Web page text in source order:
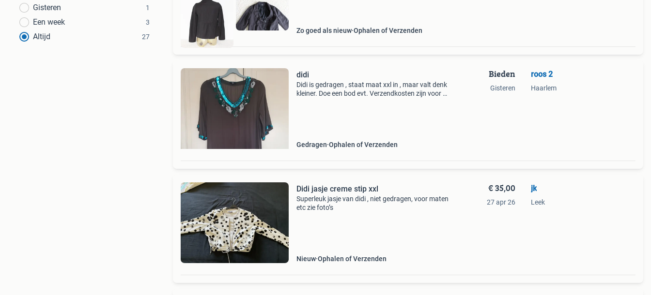
Gisteren 1
Een week 3
Altijd 27
Zo goed als nieuw Ophalen of Verzenden
didi
Didi is gedragen , staat maat xxl in , maar valt denk
kleiner. Doe een bod evt. Verzendkosten zijn voor de
Gedragen Ophalen of Verzenden
Bieden
Gisteren
roos 2
Haarlem
Didi jasje creme stip xxl
Superleuk jasje van didi , niet gedragen, voor maten
etc zie foto’s
Nieuw Ophalen of Verzenden
€ 35,00
27 apr 26
jk
Leek